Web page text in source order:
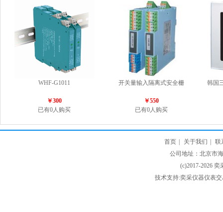
WHF-G1011
￥300
已有0人购买
开关量输入隔离式安全栅
￥550
已有0人购买
韩国
首页 关于我们
联
公司地址：北京市
(c)2017-2026
技术支持:奕采仪器仪表